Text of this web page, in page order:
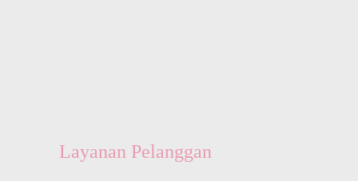
Layanan Pelanggan